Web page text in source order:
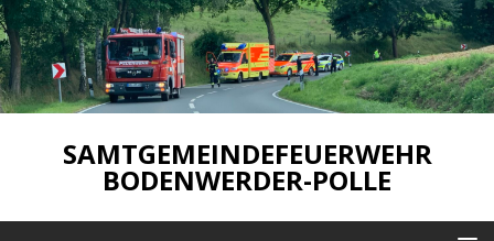
SAMTGEMEINDEFEUERWEHR
BODENWERDER-POLLE